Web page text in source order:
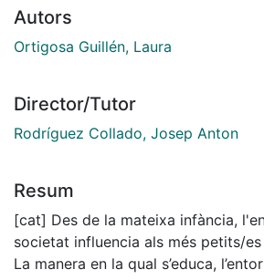
Autors
Ortigosa Guillén, Laura
Director/Tutor
Rodríguez Collado, Josep Anton
Resum
[cat] Des de la mateixa infància,
societat influencia als més petits/
La manera en la qual s’educa,